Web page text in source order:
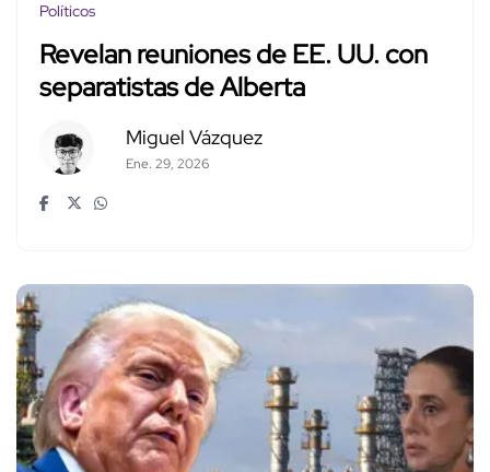
Políticos
Revelan reuniones de EE. UU. con
separatistas de Alberta
Miguel Vázquez
Ene. 29, 2026